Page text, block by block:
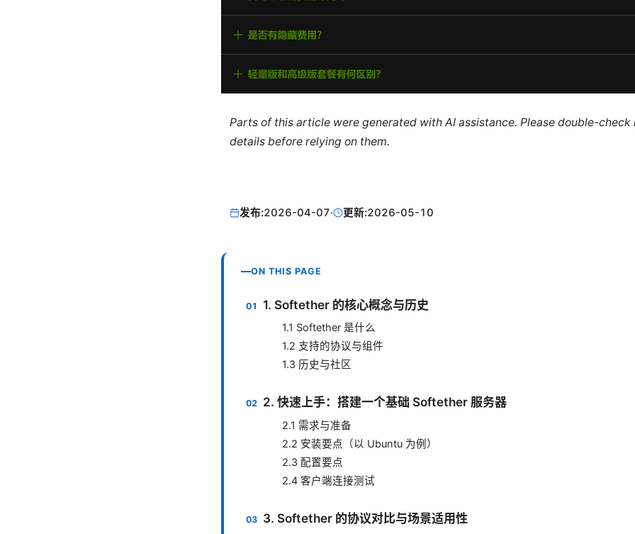
Parts of this article were generated with AI assistance. Please double-
details before relying on them.
发布:2026-04-07· 更新:2026-05-10
ON THIS PAGE
1. Softether 的核心概念与历史
1.1 Softether 是什么
1.2 支持的协议与组件
1.3 历史与社区
2. 快速上手：搭建一个基础 Softether 服务器
2.1 需求与准备
2.2 安装要点（以 Ubuntu 为例）
2.3 配置要点
2.4 客户端连接测试
3. Softether 的协议对比与场景适用性